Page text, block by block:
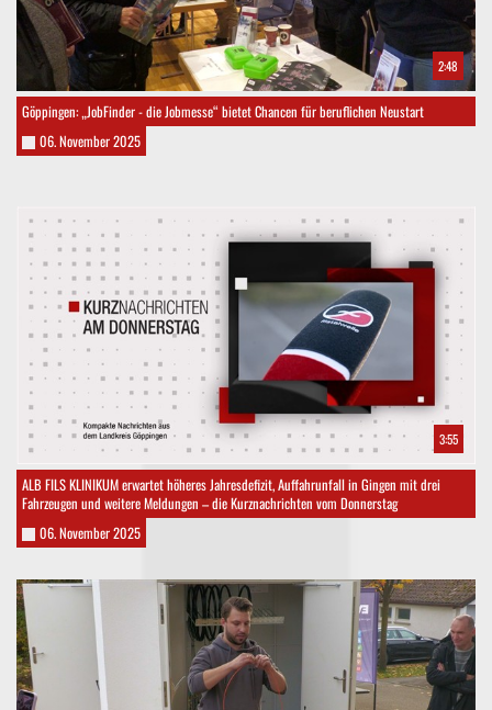
2:48
Göppingen: „JobFinder - die Jobmesse“ bietet Chancen für beruflichen Neustart
06. November 2025
3:55
ALB FILS KLINIKUM erwartet höheres Jahresdefizit, Auffahrunfall in Gingen mit drei
Fahrzeugen und weitere Meldungen – die Kurznachrichten vom Donnerstag
06. November 2025